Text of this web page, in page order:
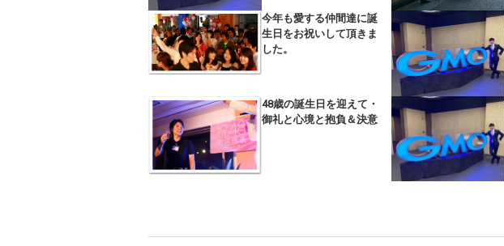
今年も愛する仲間達に誕
生日をお祝いして頂きま
した。
48歳の誕生日を迎えて・
御礼と心境と抱負＆決意